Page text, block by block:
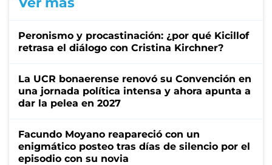
Peronismo y procastinación: ¿por qué Kicillof
retrasa el diálogo con Cristina Kirchner?
La UCR bonaerense renovó su Convención en
una jornada política intensa y ahora apunta a
dar la pelea en 2027
Facundo Moyano reapareció con un
enigmático posteo tras días de silencio por el
episodio con su novia